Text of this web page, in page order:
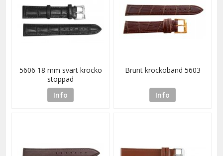
5606 18 mm svart krocko
stoppad
Info
Brunt krockoband 5603
Info